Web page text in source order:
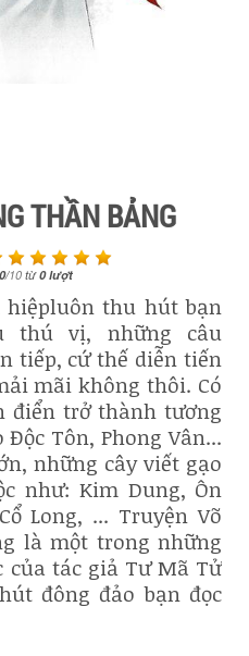
THẦN BẢNG
/10từ0lượt
thu hút bạn
thú vị, những câu
tiếp, cứ thế diễn tiến
mãi không thôi. Có
điển trở thành tương
Tôn, Phong Vân...
những cây viết gạo
như: Kim Dung, Ôn
Long, ... Truyện Võ
là một trong những
của tác giả Tư Mã Tử
đông đảo bạn đọc